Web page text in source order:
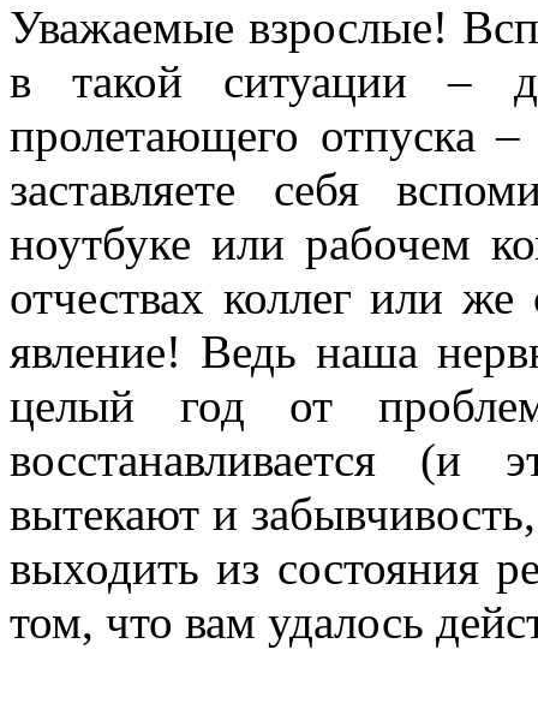
Уважаемые взрослые!
в такой ситуации –
пролетающего отпуска
заставляете себя
ноутбуке или рабочем
отчествах коллег или
явление! Ведь наша
целый год от
восстанавливается
вытекают и
выходить из состояния
том, что вам удалось